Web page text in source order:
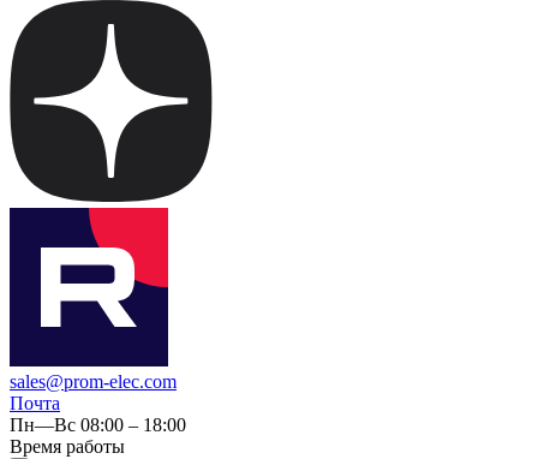
sales@prom-elec.com
Почта
Пн—Вс 08:00 – 18:00
Время работы